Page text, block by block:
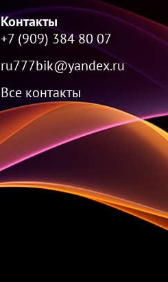
Контакты
+7 (909) 384 80 07
ru777bik@yandex.ru
Все контакты